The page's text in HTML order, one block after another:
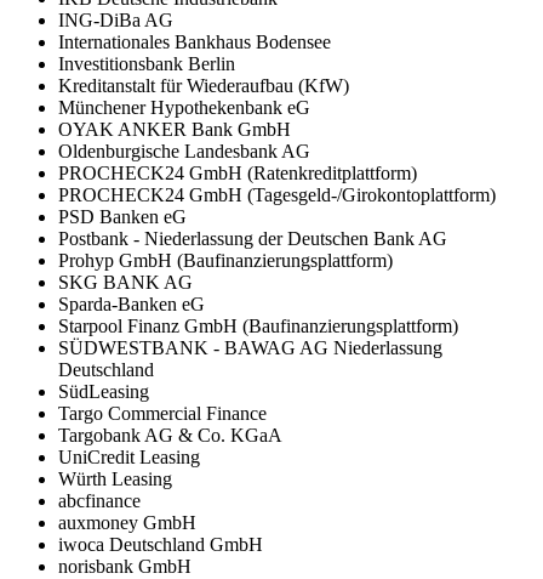
ING-DiBa AG
Internationales Bankhaus Bodensee
Investitionsbank Berlin
Kreditanstalt für Wiederaufbau (KfW)
Münchener Hypothekenbank eG
OYAK ANKER Bank GmbH
Oldenburgische Landesbank AG
PROCHECK24 GmbH (Ratenkreditplattform)
PROCHECK24 GmbH (Tagesgeld-/Girokontoplattform)
PSD Banken eG
Postbank - Niederlassung der Deutschen Bank AG
Prohyp GmbH (Baufinanzierungsplattform)
SKG BANK AG
Sparda-Banken eG
Starpool Finanz GmbH (Baufinanzierungsplattform)
SÜDWESTBANK - BAWAG AG Niederlassung
Deutschland
SüdLeasing
Targo Commercial Finance
Targobank AG & Co. KGaA
UniCredit Leasing
Würth Leasing
abcfinance
auxmoney GmbH
iwoca Deutschland GmbH
norisbank GmbH